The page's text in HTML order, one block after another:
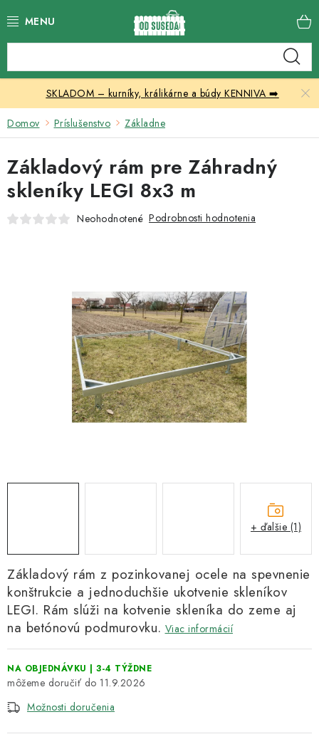
na
Skleníky
Nábytok
Chovateľské potreby
SKLADOM – kurníky, králikárne a búdy KENNIVA ➡️
Domov Príslušenstvo Základne
Základový rám z pozinkovanej ocele na spevnenie
konštrukcie a jednoduchšie ukotvenie skleníkov
LEGI. Rám slúži na kotvenie skleníka do zeme aj
na betónovú podmurovku. Viac informácií
NA OBJEDNÁVKU | 3-4 TÝŽDNE
11.9.2026
Možnosti doručenia
Základový rám pre Záhradný
skleníky LEGI 8x3 m
Neohodnotené Podrobnosti hodnotenia
+ ďalšie (1)